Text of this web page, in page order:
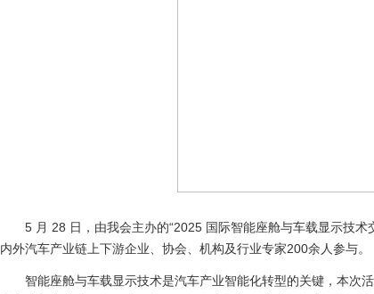
5 月 28 日，由我会主办的“2025 国际智能座舱与车载显示技术
内外汽车产业链上下游企业、协会、机构及行业专家200余人参与。
智能座舱与车载显示技术是汽车产业智能化转型的关键，本次